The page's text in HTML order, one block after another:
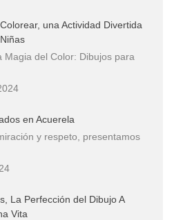
una Actividad Divertida
Magia del Color: Dibujos para
en Acuerela
y respeto, presentamos
La Perfección del Dibujo A
Vita